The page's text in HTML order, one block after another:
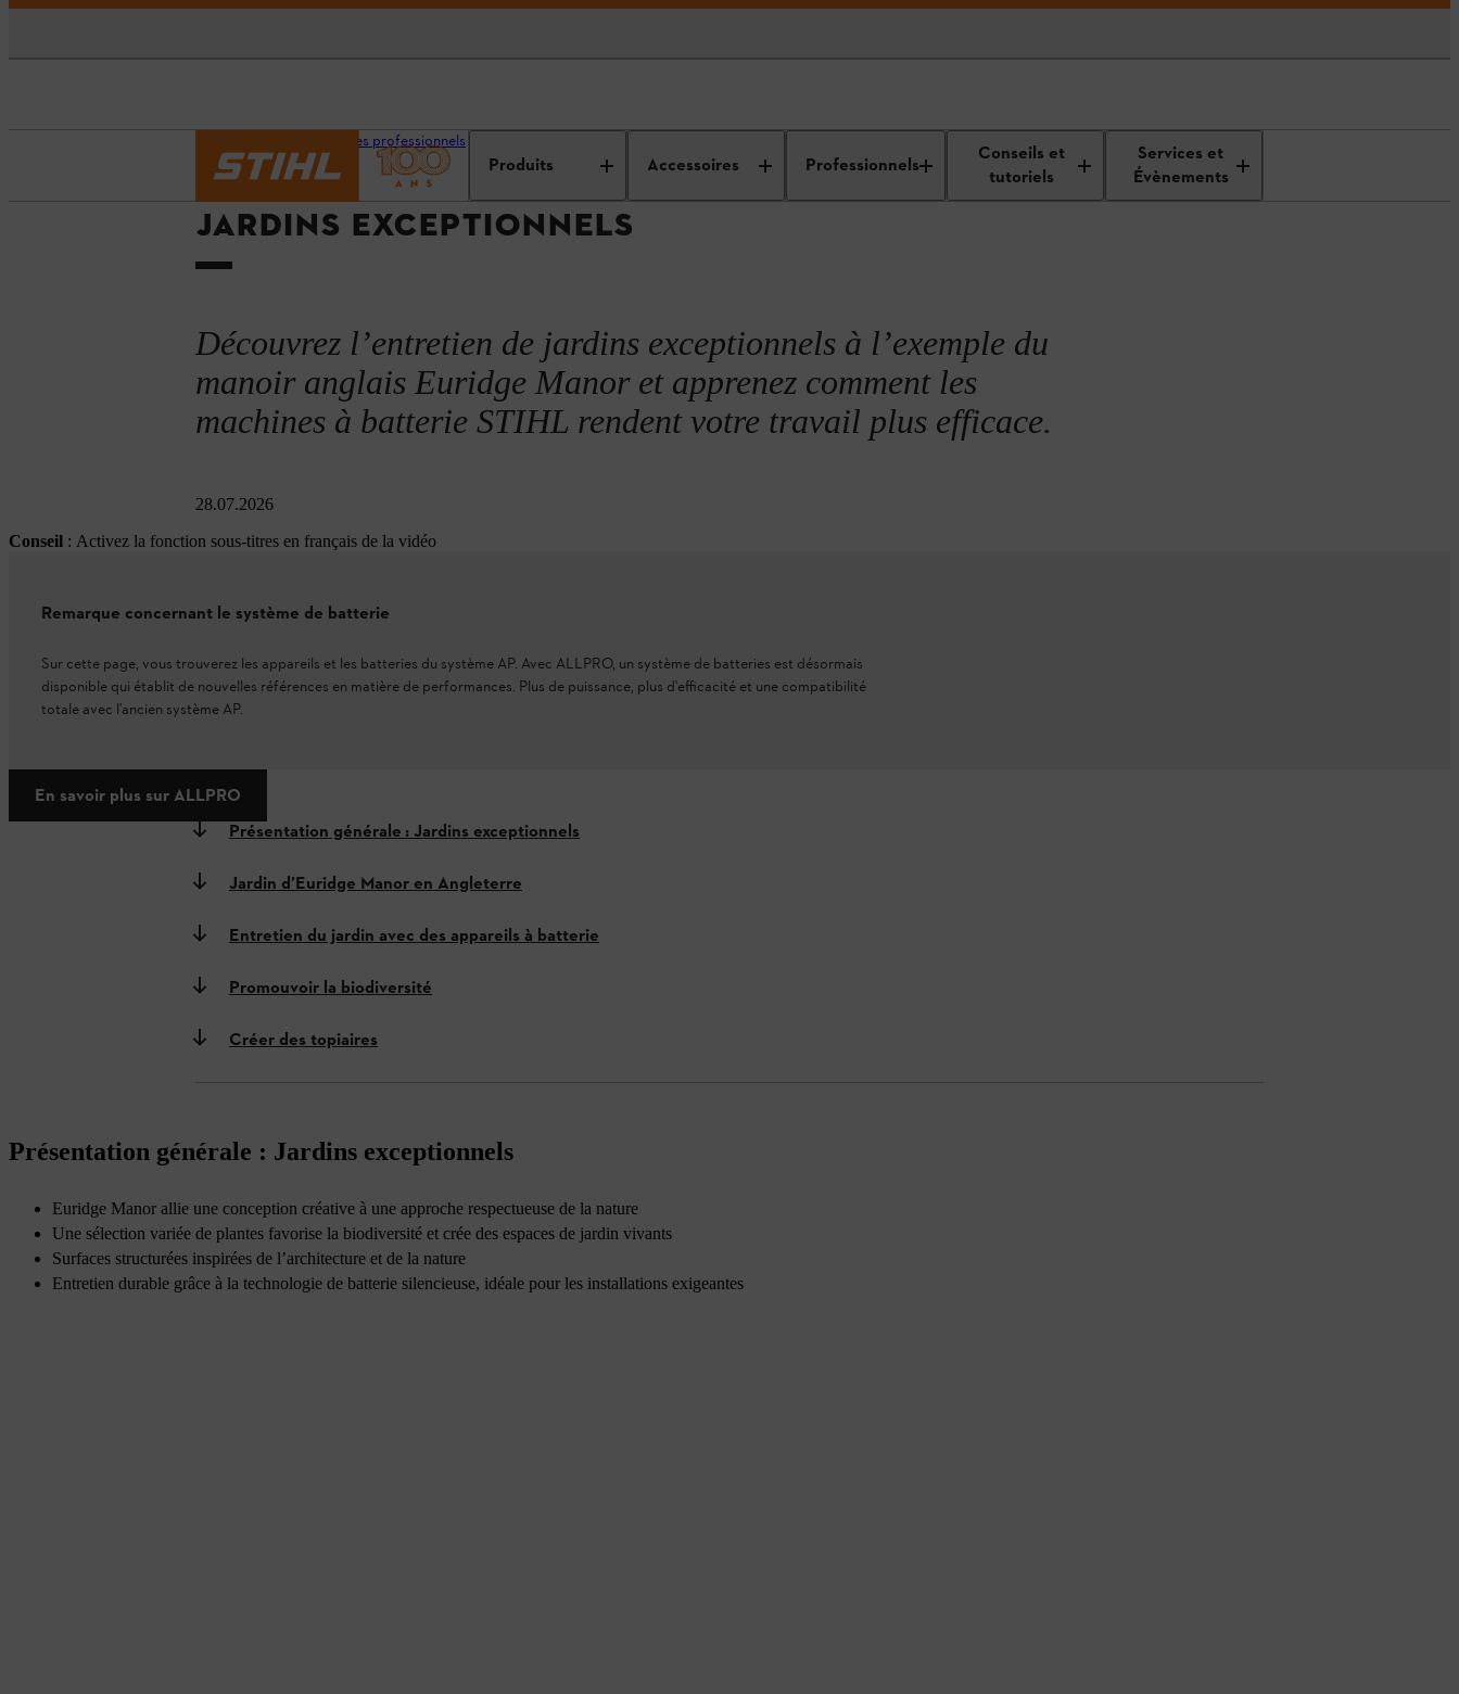
Produits Accessoires Professionnels
Conseils et
tutoriels
Services et
Évènements
Espace pour les professionnels Jardins exceptionnels
JARDINS EXCEPTIONNELS
Découvrez l’entretien de jardins exceptionnels à l’exemple du
manoir anglais Euridge Manor et apprenez comment les
machines à batterie STIHL rendent votre travail plus efficace.
28.07.2026
Conseil : Activez la fonction sous-titres en français de la vidéo
Remarque concernant le système de batterie
Sur cette page, vous trouverez les appareils et les batteries du système AP. Avec ALLPRO, un système de batteries est désormais
disponible qui établit de nouvelles références en matière de performances. Plus de puissance, plus d'efficacité et une compatibilité
totale avec l'ancien système AP.
En savoir plus sur ALLPRO
Présentation générale : Jardins exceptionnels
Jardin d’Euridge Manor en Angleterre
Entretien du jardin avec des appareils à batterie
Promouvoir la biodiversité
Créer des topiaires
Présentation générale : Jardins exceptionnels
Euridge Manor allie une conception créative à une approche respectueuse de la nature
Une sélection variée de plantes favorise la biodiversité et crée des espaces de jardin vivants
Surfaces structurées inspirées de l’architecture et de la nature
Entretien durable grâce à la technologie de batterie silencieuse, idéale pour les installations exigeantes